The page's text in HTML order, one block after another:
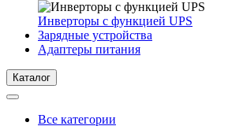
Инверторы с функцией UPS
Зарядные устройства
Адаптеры питания
Каталог
Все категории